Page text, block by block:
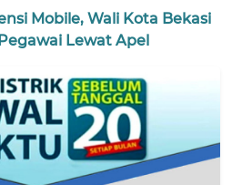
Mobile, Wali Kota Bekasi
Lewat Apel